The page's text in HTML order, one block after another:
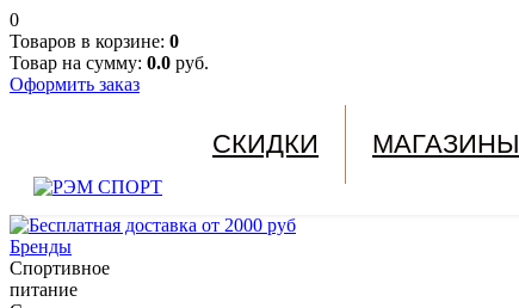
0
Товаров в корзине: 0
Товар на сумму: 0.0 руб.
Оформить заказ
СКИДКИ МАГАЗИНЫ
Бренды
Спортивное
питание